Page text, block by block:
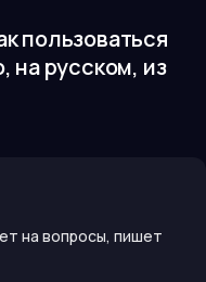
пользоваться
на русском, из
на вопросы, пишет